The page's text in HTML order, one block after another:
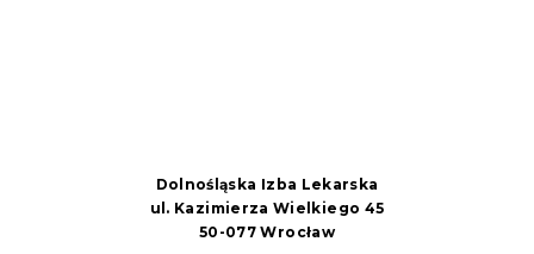
Dolnośląska Izba Lekarska
ul. Kazimierza Wielkiego 45
50-077 Wrocław